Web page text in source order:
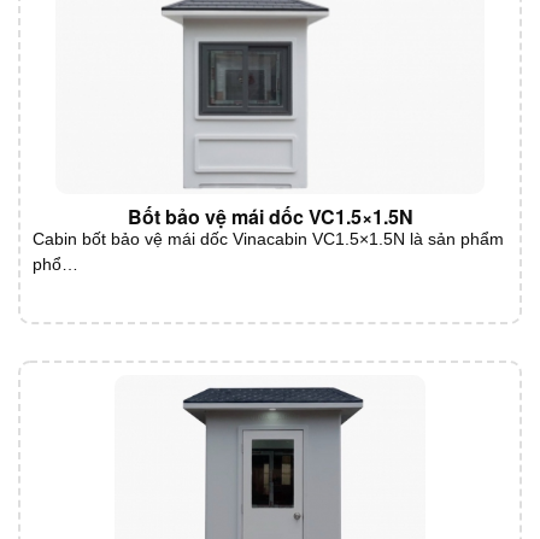
Bốt bảo vệ mái dốc VC1.5×1.5N
Cabin bốt bảo vệ mái dốc Vinacabin VC1.5×1.5N là sản phẩm
phổ…